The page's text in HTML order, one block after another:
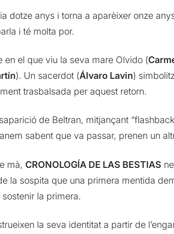
dotze anys i torna a aparèixer onze
i té molta por.
en el que viu la seva mare Olvido (
). Un sacerdot (Álvaro Lavin)
trasbalsada per aquest retorn.
de Beltran, mitjançant
sabent que va passar, prenen un
mà, CRONOLOGÍA DE LAS BESTIAS
la sospita que una primera mentida
la primera.
la seva identitat a partir de